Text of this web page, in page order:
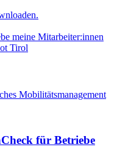
meine Mitarbeiter:innen
Tirol
Mobilitätsmanagement
für Betriebe